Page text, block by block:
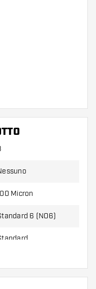
di mano un gran
possono
o uno
Micron
6 (NO6)